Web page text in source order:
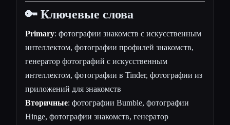
🔑 Ключевые слова
Primary: фотографии знакомств с искусственным
интеллектом, фотографии профилей знакомств,
генератор фотографий с искусственным
интеллектом, фотографии в Tinder, фотографии из
приложений для знакомств
Вторичные: фотографии Bumble, фотографии
Hinge, фотографии знакомств, генератор